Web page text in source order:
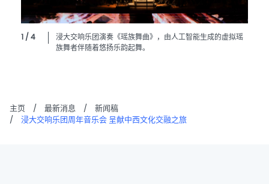
1 / 4
浸大交响乐团演奏《瑶族舞曲》，由人工智能生成的虚拟瑶
族舞者伴随着悠扬乐韵起舞。
主页 / 最新消息 /
新闻稿
/
浸大交响乐团周年音乐会 呈献中西文化交融之旅